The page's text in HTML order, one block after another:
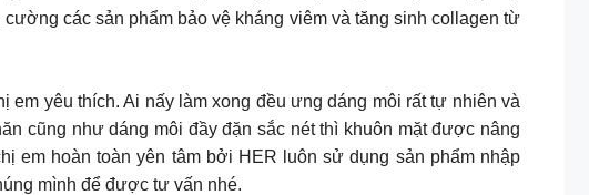
các sản phẩm bảo vệ kháng viêm và tăng sinh collagen từ
yêu thích. Ai nấy làm xong đều ưng dáng môi rất tự nhiên và
cũng như dáng môi đầy đặn sắc nét thì khuôn mặt được nâng
em hoàn toàn yên tâm bởi HER luôn sử dụng sản phẩm nhập
mình để được tư vấn nhé.